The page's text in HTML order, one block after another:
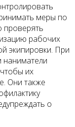
меры по
проверять
рабочих
экипировки. При
наниматели
их
Они также
о